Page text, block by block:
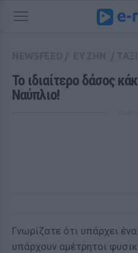
To ιδιαίτερο δάσος
Ναύπλιο!
Γνωρίζατε ότι υπάρχει
υπάρχουν αμέτρητοι